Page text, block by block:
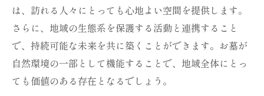
は、訪れる人々にとっても心地よい空間を提供します。
さらに、地域の生態系を保護する活動と連携すること
で、持続可能な未来を共に築くことができます。お墓が
自然環境の一部として機能することで、地域全体にとっ
ても価値のある存在となるでしょう。